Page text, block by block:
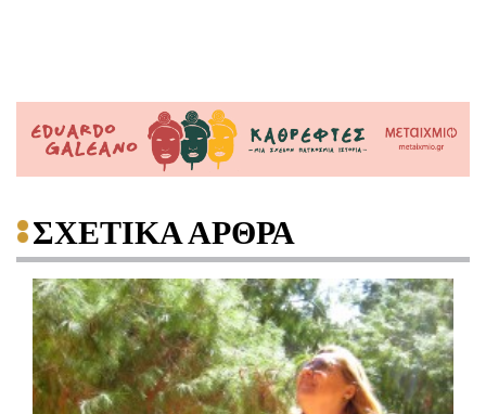
ΣΧΕΤΙΚΑ ΑΡΘΡΑ